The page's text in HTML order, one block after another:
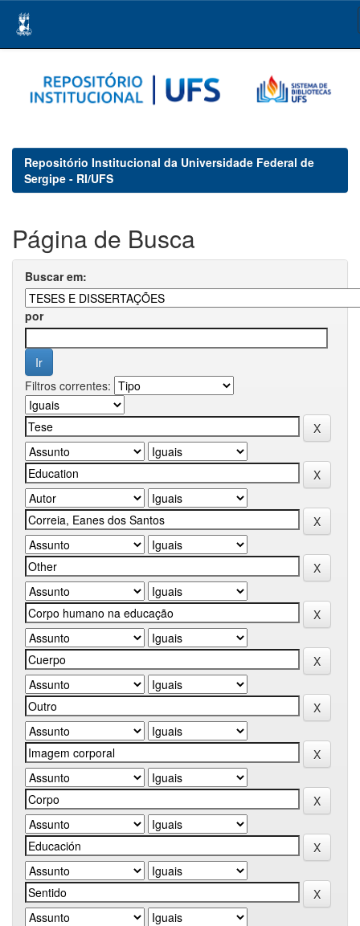
navigation
Repositório Institucional da Universidade Federal de
Sergipe - RI/UFS
Página de Busca
Buscar em:
por
Filtros correntes: